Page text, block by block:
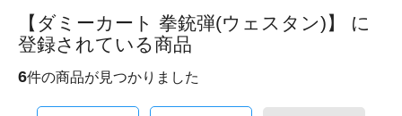
【ダミーカート 拳銃弾(ウェスタン)】 に
登録されている商品
6件の商品が見つかりました